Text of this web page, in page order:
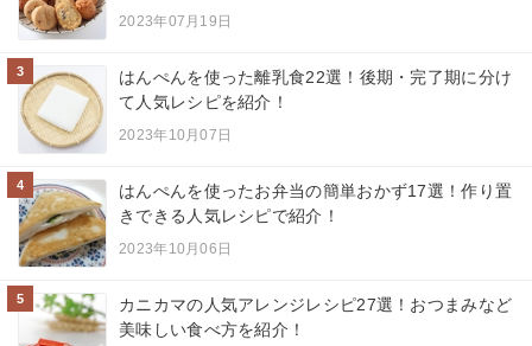
2023年07月19日
3
はんぺんを使った離乳食22選！後期・完了期に分け
て人気レシピを紹介！
2023年10月07日
4
はんぺんを使ったお弁当の簡単おかず17選！作り置
きできる人気レシピで紹介！
2023年10月06日
5
カニカマの人気アレンジレシピ27選！おつまみなど
美味しい食べ方を紹介！